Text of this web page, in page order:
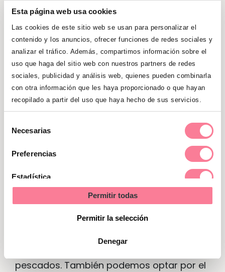
Esta página web usa cookies
Las cookies de este sitio web se usan para personalizar el
contenido y los anuncios, ofrecer funciones de redes sociales y
analizar el tráfico. Además, compartimos información sobre el
uso que haga del sitio web con nuestros partners de redes
sociales, publicidad y análisis web, quienes pueden combinarla
con otra información que les haya proporcionado o que hayan
recopilado a partir del uso que haya hecho de sus servicios.
Necesarias
Preferencias
Estadística
Permitir todas
Permitir la selección
Denegar
Hay algo en lo que sí coinciden los
expertos y es que en combinar distintas
clases de cocinado para aprovechar al
máximo los nutrientes es la clave para que
la dieta sea completa y equilibrada. Ya se
ha demostrado que las verduras durante
la cocción pierden gran parte de sus
vitaminas hidrosolubles, por lo que
alterará sus propiedades.
La carne o los pescados podemos
cocinarlos poco tiempo, no es necesario
de sus grasas y proteínas, destruye
enzimas y se pierden parte de las
pescados. También podemos optar por el